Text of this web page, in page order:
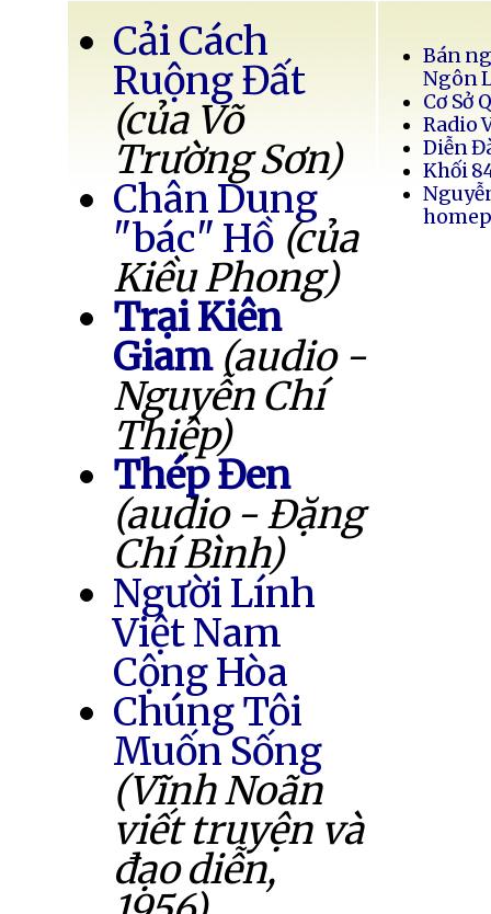
Cải Cách
Ruộng Đất
(của Võ
Trường Sơn)
Chân Dung
"bác" Hồ (của
Kiều Phong)
Trại Kiên
Giam (audio -
Nguyễn Chí
Thiệp)
Thép Đen
(audio - Đặng
Chí Bình)
Người Lính
Việt Nam
Cộng Hòa
Chúng Tôi
Muốn Sống
(Vĩnh Noãn
viết truyện và
đạo diễn,
Bán
Ngôn
Cơ Sở
Radio
Diễn
Khối